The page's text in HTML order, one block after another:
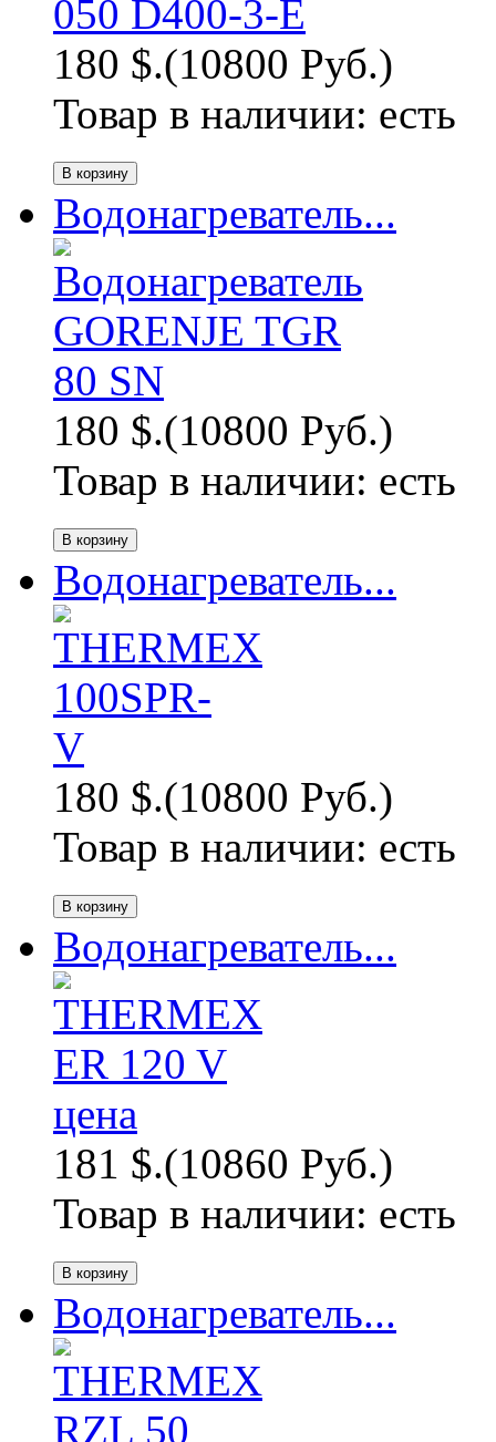
180 $.(10800 Руб.)
Товар в наличии: есть
Водонагреватель...
180 $.(10800 Руб.)
Товар в наличии: есть
Водонагреватель...
180 $.(10800 Руб.)
Товар в наличии: есть
Водонагреватель...
181 $.(10860 Руб.)
Товар в наличии: есть
Водонагреватель...